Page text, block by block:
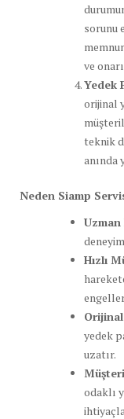
sorunu
ve
Yedek
orijinal
teknik
anında
Neden Siamp
Uzman
Hızlı
yedek
uzatır.
odaklı